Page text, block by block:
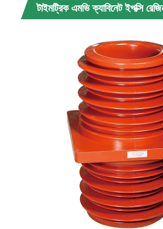
টাইমট্রিক এমভি ক্যাবিনেট ইপক্সি